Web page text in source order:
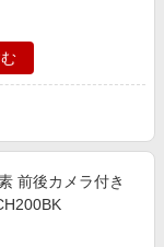
前後カメラ付き